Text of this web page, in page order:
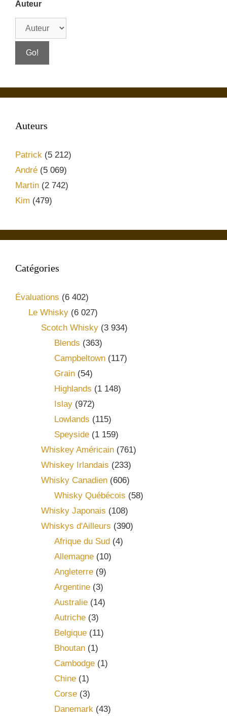
Auteur
Auteurs
Patrick (5 212)
André (5 069)
Martin (2 742)
Kim (479)
Catégories
Évaluations (6 402)
Le Whisky(6 027)
Scotch Whisky (3 934)
Blends (363)
Campbeltown(117)
Grain(54)
Highlands (1 148)
Islay(972)
Lowlands (115)
Speyside(1 159)
Whiskey Américain (761)
Whiskey Irlandais (233)
Whisky Canadien (606)
Whisky Québécois (58)
Whisky Japonais (108)
Whiskys d'Ailleurs (390)
Afrique du Sud (4)
Allemagne(10)
Angleterre(9)
Argentine(3)
Australie(14)
Autriche(3)
Belgique(11)
Bhoutan(1)
Cambodge(1)
Chine(1)
Corse(3)
Danemark(43)